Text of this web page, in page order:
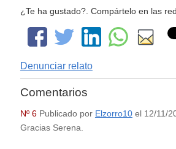
¿Te ha gustado?. Compártelo en las
Denunciar relato
Comentarios
Nº 6Publicado por Elzorro10el 12/11/
Gracias Serena.